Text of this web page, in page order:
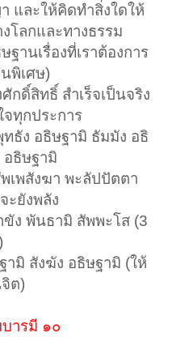
และให้คิดทำสิ่งใดให้
โลกและทางธรรม
ฐานเรื่องที่เราต้องการ
พิเศษ)
กดิ์สิทธิ์ สำเร็จเป็นจริง
ทุกประการ
ธัง อธิษฐามิ ธัมมัง อธิ
อธิษฐามิ
เพสังฆา พะลัปปัตตา
ะยังพลัง
ง พันธามิ สัพพะโส (3
มิ สังฆัง อธิษฐามิ (ให้
ต)
ารมี ๑๐